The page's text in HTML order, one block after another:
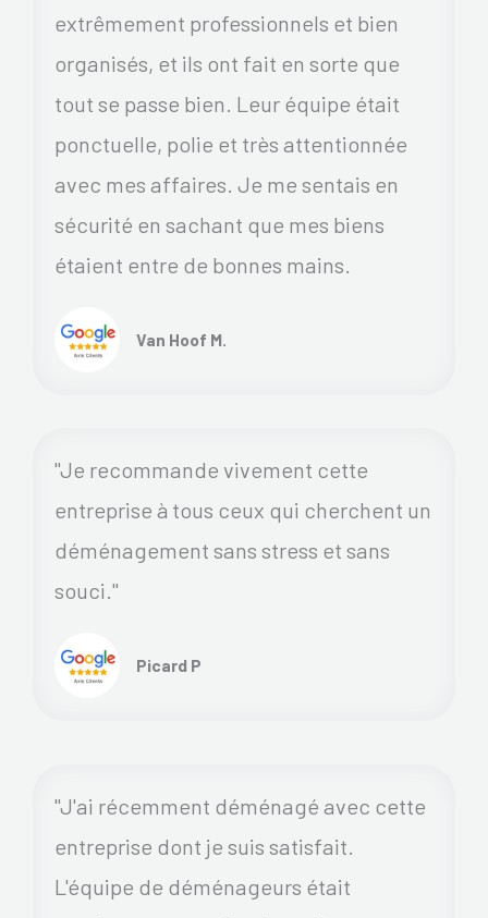
extrêmement professionnels et bien
organisés, et ils ont fait en sorte que
tout se passe bien. Leur équipe était
ponctuelle, polie et très attentionnée
avec mes affaires. Je me sentais en
sécurité en sachant que mes biens
étaient entre de bonnes mains.
Van Hoof M.
"Je recommande vivement cette
entreprise à tous ceux qui cherchent un
déménagement sans stress et sans
souci."
Picard P
"J'ai récemment déménagé avec cette
entreprise dont je suis satisfait.
L'équipe de déménageurs était